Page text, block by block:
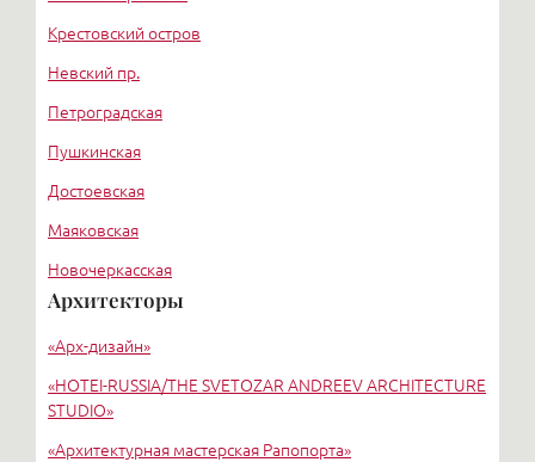
Крестовский остров
Невский пр.
Петроградская
Пушкинская
Достоевская
Маяковская
Новочеркасская
Озерки
Адмиралтейская
Архитекторы
«Арх-дизайн»
«HОTEI-RUSSIA/THE SVETOZAR ANDREEV ARCHITECTURE
STUDIO»
«Архитектурная мастерская Рапопорта»